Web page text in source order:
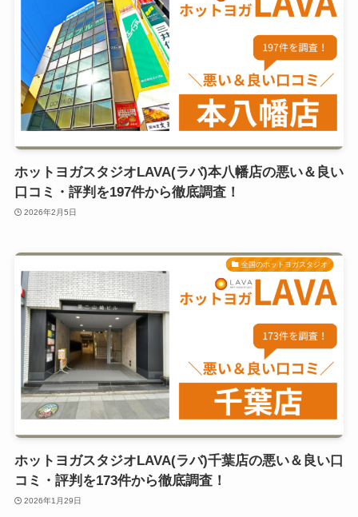
ホットヨガスタジオLAVA(ラバ)本八幡店の悪い＆良い
口コミ・評判を197件から徹底調査！
2026年2月5日
全国のホットヨガスタジオ
ホットヨガスタジオLAVA(ラバ)千葉店の悪い＆良い口
コミ・評判を173件から徹底調査！
2026年1月29日